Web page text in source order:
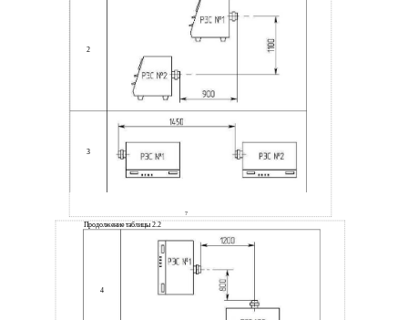
2
3
7
Продолжение таблицы 2.2
4